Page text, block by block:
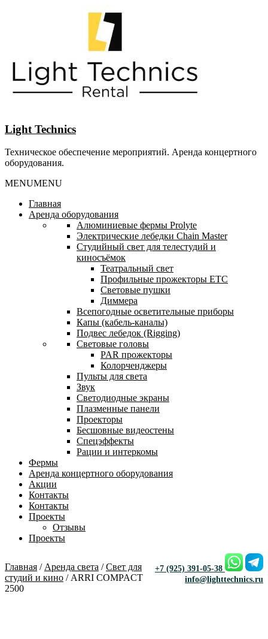
Light Technics
Техническое обеспечение мероприятий. Аренда концертного
оборудования.
MENUMENU
Главная
Аренда оборудования
Алюминиевые фермы Prolyte
Электрические лебедки Chain Master
Студийный свет для телестудий и
киносъёмок
Театральный свет
Профильные прожекторы ETC
Световые пушки
Диммера
Всепогодные осветительные приборы
Капы (кабель-каналы)
Подвес лебедок (Rigging)
Световые головы
PAR прожекторы
Колорченджеры
Пульты для света
Звук
Светодиодные экраны
Плазменные панели
Проекторы
Бесшовные видеостены
Спецэффекты
Рации и интеркомы
Фермы
Аренда концертного оборудования
Акции
Контакты
Контакты
Проекты
Отзывы
Проекты
+7 (925) 391-05-38
info@lighttechnics.ru
Главная /Аренда света /Свет для
студий и кино / ARRI COMPACT
2500